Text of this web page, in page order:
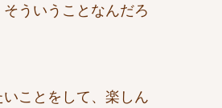
ういうことなんだろ
ことをして、楽しん